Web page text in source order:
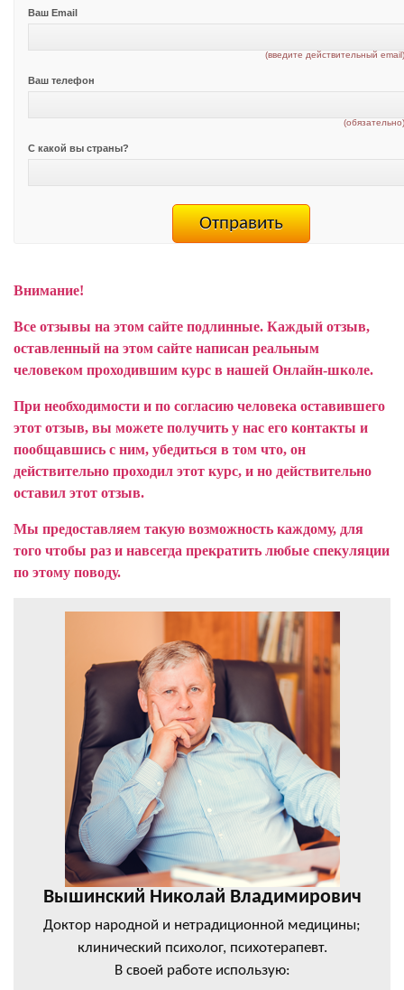
Ваш Email
(введите действительный
Ваш телефон
С какой вы страны?
Внимание!
Все отзывы на этом сайте подлинные. Каждый отзыв,
оставленный на этом сайте написан реальным
человеком проходившим курс в нашей Онлайн-школе.
При необходимости и по согласию человека оставившего
этот отзыв, вы можете получить у нас его контакты и
пообщавшись с ним, убедиться в том что, он
действительно проходил этот курс, и но действительно
оставил этот отзыв.
Мы предоставляем такую возможность каждому, для
того чтобы раз и навсегда прекратить любые спекуляции
по этому поводу.
Вышинский Николай Владимирович
Доктор народной и нетрадиционной медицины;
клинический психолог, психотерапевт.
В своей работе использую: